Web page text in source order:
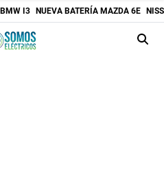
BMW I3 NUEVA BATERÍA MAZDA 6E